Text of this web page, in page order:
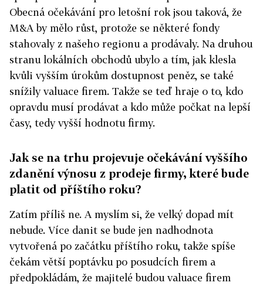
Obecná očekávání pro letošní rok jsou taková, že
M&A by mělo růst, protože se některé fondy
stahovaly z našeho regionu a prodávaly. Na druhou
stranu lokálních obchodů ubylo a tím, jak klesla
kvůli vyšším úrokům dostupnost peněz, se také
snížily valuace firem. Takže se teď hraje o to, kdo
opravdu musí prodávat a kdo může počkat na lepší
časy, tedy vyšší hodnotu firmy.
Jak se na trhu projevuje očekávání vyššího
zdanění výnosu z prodeje firmy, které bude
platit od příštího roku?
Zatím příliš ne. A myslím si, že velký dopad mít
nebude. Více danit se bude jen nadhodnota
vytvořená po začátku příštího roku, takže spíše
čekám větší poptávku po posudcích firem a
předpokládám, že majitelé budou valuace firem